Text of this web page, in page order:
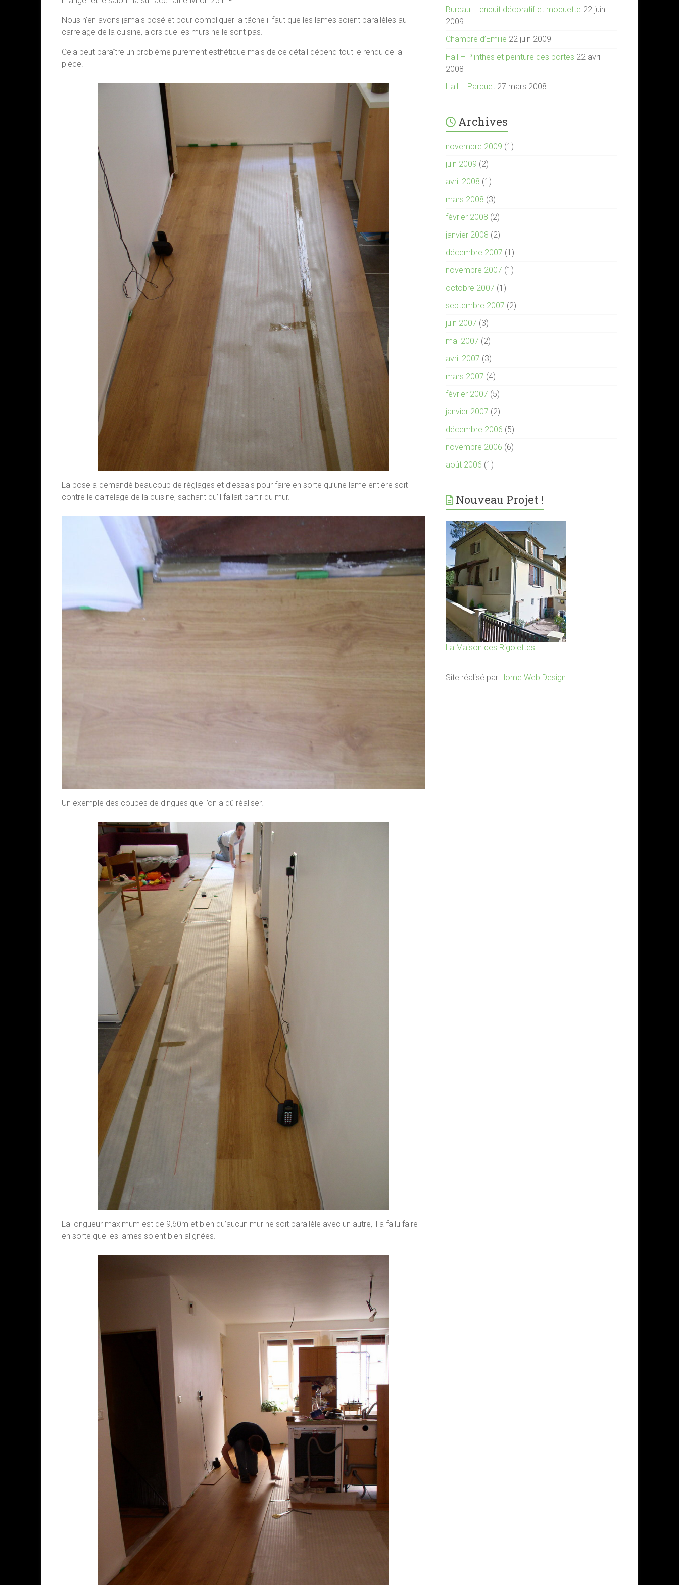
Nous n’en avons jamais posé et pour compliquer la tâche il faut que les lames soient parallèles au
carrelage de la cuisine, alors que les murs ne le sont pas.
Cela peut paraître un problème purement esthétique mais de ce détail dépend tout le rendu de la
pièce.
La pose a demandé beaucoup de réglages et d’essais pour faire en sorte qu’une lame entière soit
contre le carrelage de la cuisine, sachant qu’il fallait partir du mur.
Un exemple des coupes de dingues que l’on a dû réaliser.
La longueur maximum est de 9,60m et bien qu’aucun mur ne soit parallèle avec un autre, il a fallu faire
en sorte que les lames soient bien alignées.
Bureau – enduit décoratif et moquette 22 juin
2009
Chambre d’Emilie 22 juin 2009
Hall – Plinthes et peinture des portes 22 avril
2008
Hall – Parquet 27 mars 2008
Archives
novembre 2009 (1)
juin 2009 (2)
avril 2008 (1)
mars 2008 (3)
février 2008 (2)
janvier 2008 (2)
décembre 2007 (1)
novembre 2007 (1)
octobre 2007 (1)
septembre 2007 (2)
juin 2007 (3)
mai 2007 (2)
avril 2007 (3)
mars 2007 (4)
février 2007 (5)
janvier 2007 (2)
décembre 2006 (5)
novembre 2006 (6)
août 2006 (1)
Nouveau Projet !
La Maison des Rigolettes
Site réalisé par Home Web Design